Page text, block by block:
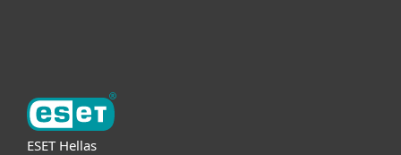
ESET Hellas